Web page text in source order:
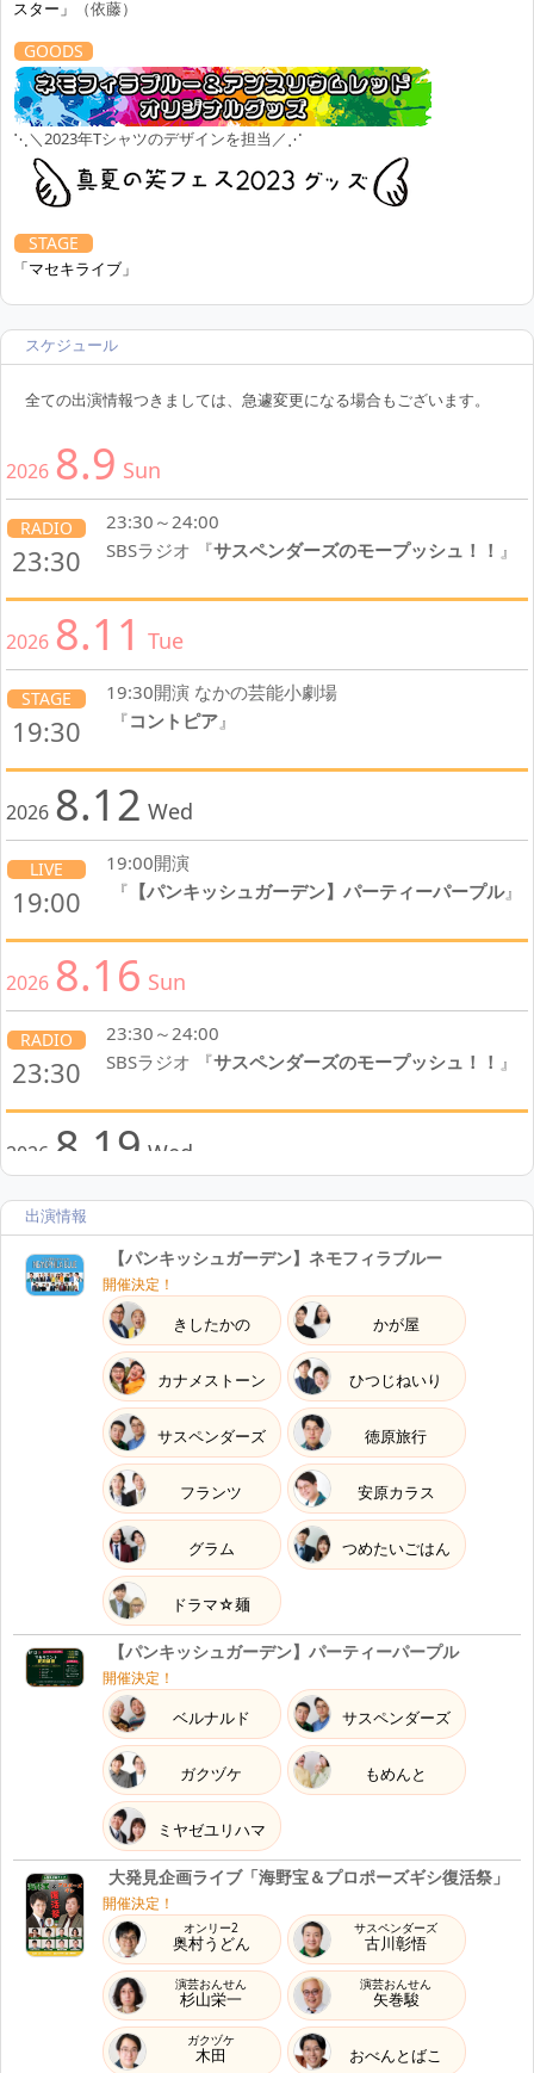
スター」 （依藤）
GOODS
⋱＼2023年Tシャツのデザインを担当／⋰
STAGE
「マセキライブ」
スケジュール
全ての出演情報つきましては、急遽変更になる場合もございます。
2026 8.1
TV
18:30
18:30～21:00
CX 『爆笑レッドカーペット』
2026 8.2
STAGE
19:15
19:15開演 なかの芸能小劇場
RADIO
23:30
23:30～24:00
2026 8.9 Sun
RADIO
23:30
23:30～24:00
SBSラジオ 『サスペンダーズのモープッシュ！！ 』
2026 8.11 Tue
STAGE
19:30
19:30開演 なかの芸能小劇場
『コントピア』
2026 8.12 Wed
LIVE
19:00
19:00開演
『 【パンキッシュガーデン】パーティーパープル』
2026 8.16 Sun
RADIO
23:30
23:30～24:00
SBSラジオ 『サスペンダーズのモープッシュ！！ 』
2026 8.19 Wed
LIVE
19:00
19:00開演
『【パンキッシュガーデン】ネモフィラブルー』
8.23 Sun
23:30～24:00
SBSラジオ 『サスペンダーズのモープッシュ！！
8.25 Tue
19:00開演
『大発見企画ライブ「海野宝＆プロポーズギシ復活
祭」』(古川彰悟)
2026 8.30 Sun
23:30～24:00
SBSラジオ 『サスペンダーズのモープッシュ！！
9.2 Wed
LIVE
19:00
19:00開演
『【パンキッシュガーデン】ネモフィラブルー
9.6 Sun
23:30～24:00
出演情報
【パンキッシュガーデン】ネモフィラブルー
開催決定！
きしたかの かが屋
カナメストーン ひつじねいり
サスペンダーズ 徳原旅行
フランツ 安原カラス
グラム つめたいごはん
ドラマ☆麺
【パンキッシュガーデン】パーティーパープル
開催決定！
ベルナルド サスペンダーズ
ガクヅケ もめんと
ミヤゼユリハマ
大発見企画ライブ「海野宝＆プロポーズギシ復活祭」
開催決定！
オンリー2
奥村うどん
サスペンダーズ
古川彰悟
演芸おんせん
杉山栄一
演芸おんせん
矢巻駿
ガクヅケ
木田 おべんとばこ